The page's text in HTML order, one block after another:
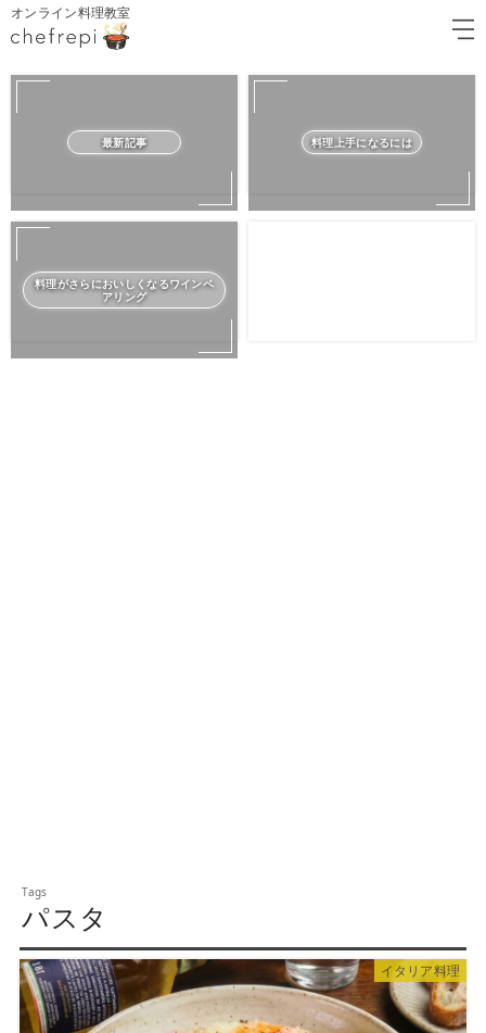
オンライン料理教室
最新記事 料理上手になるには
料理がさらにおいしくなるワインペ
アリング
パスタ
イタリア料理